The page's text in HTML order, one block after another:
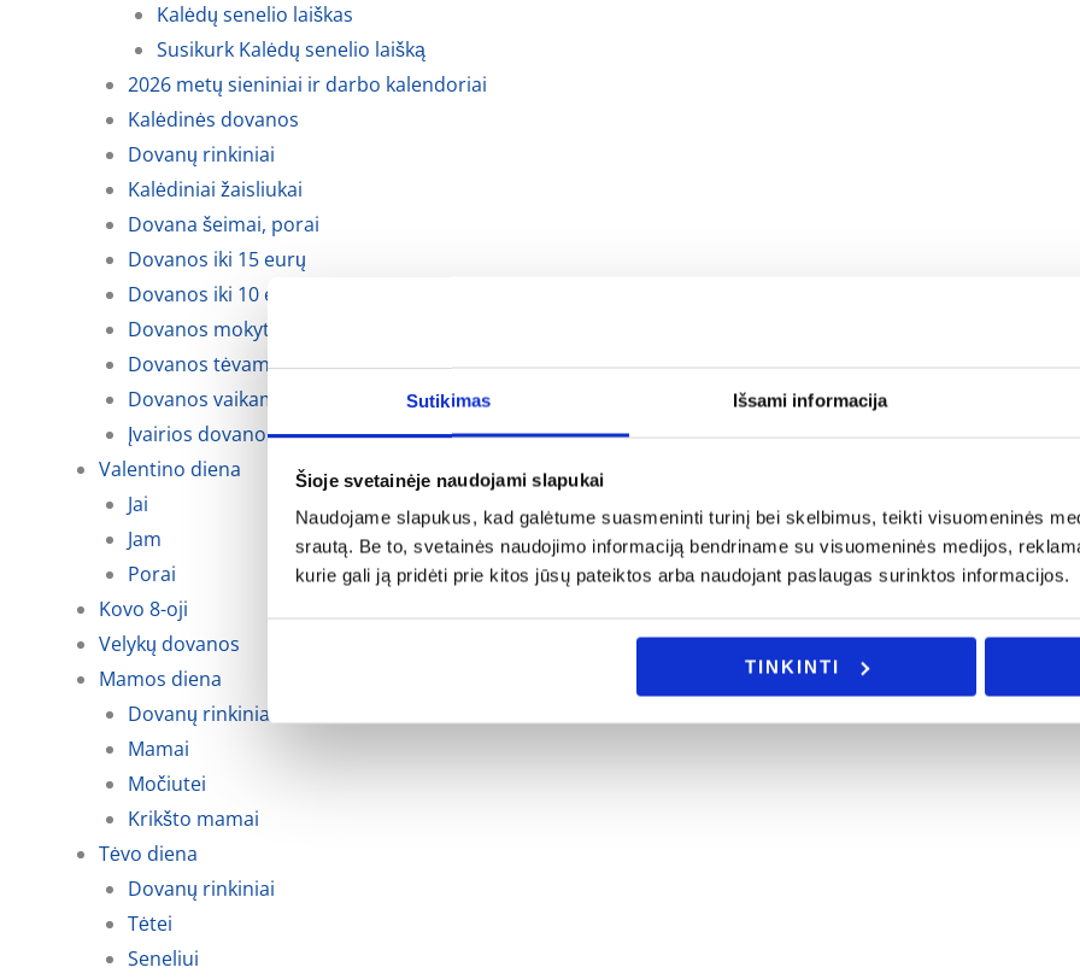
Sutikimas Išsami informacija
Šioje svetainėje naudojami slapukai
Naudojame slapukus, kad galėtume suasmeninti turinį bei skelbimus, teikti visuomeninės
srautą. Be to, svetainės naudojimo informaciją bendriname su visuomeninės medijos,
kurie gali ją pridėti prie kitos jūsų pateiktos arba naudojant paslaugas surinktos informacijos.
TINKINTI
Kalėdų senelio laiškas
Susikurk Kalėdų senelio laišką
2026 metų sieniniai ir darbo kalendoriai
Kalėdinės dovanos
Dovanų rinkiniai
Kalėdiniai žaisliukai
Dovana šeimai, porai
Dovanos iki 15 eurų
Dovanos iki 10 eurų
Dovanos mokytojoms, auklėtojoms
Dovanos tėvams, krikšto tėvams ir seneliams
Dovanos vaikams
Įvairios dovanos kalėdoms
Valentino diena
Jai
Jam
Porai
Kovo 8-oji
Velykų dovanos
Mamos diena
Dovanų rinkiniai
Mamai
Močiutei
Krikšto mamai
Tėvo diena
Dovanų rinkiniai
Tėtei
Seneliui